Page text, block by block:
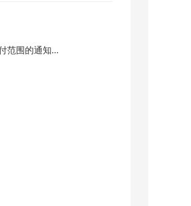
范围的通知...